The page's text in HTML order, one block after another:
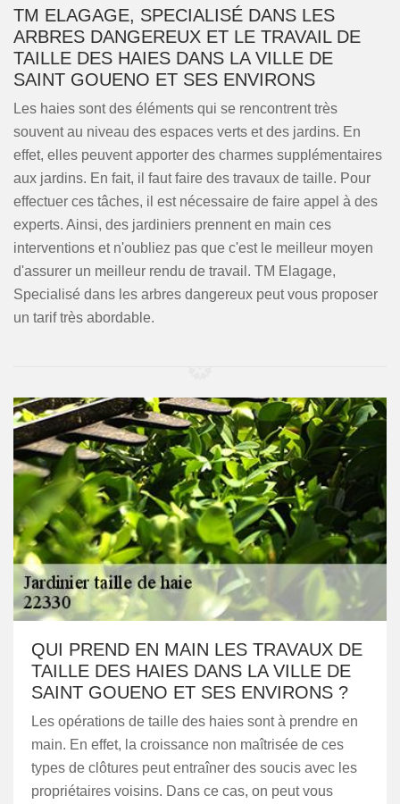
TM ELAGAGE, SPECIALISÉ DANS LES
ARBRES DANGEREUX ET LE TRAVAIL DE
TAILLE DES HAIES DANS LA VILLE DE
SAINT GOUENO ET SES ENVIRONS
Les haies sont des éléments qui se rencontrent très
souvent au niveau des espaces verts et des jardins. En
effet, elles peuvent apporter des charmes supplémentaires
aux jardins. En fait, il faut faire des travaux de taille. Pour
effectuer ces tâches, il est nécessaire de faire appel à des
experts. Ainsi, des jardiniers prennent en main ces
interventions et n'oubliez pas que c'est le meilleur moyen
d'assurer un meilleur rendu de travail. TM Elagage,
Specialisé dans les arbres dangereux peut vous proposer
un tarif très abordable.
QUI PREND EN MAIN LES TRAVAUX DE
TAILLE DES HAIES DANS LA VILLE DE
SAINT GOUENO ET SES ENVIRONS ?
Les opérations de taille des haies sont à prendre en
main. En effet, la croissance non maîtrisée de ces
types de clôtures peut entraîner des soucis avec les
propriétaires voisins. Dans ce cas, on peut vous